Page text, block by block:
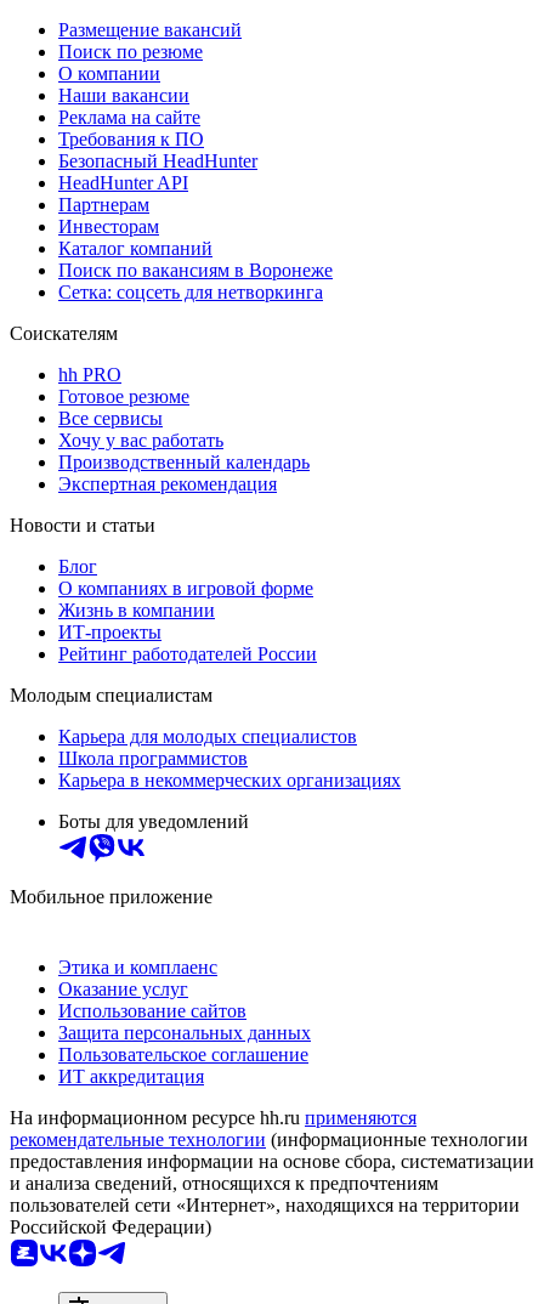
Размещение вакансий
Поиск по резюме
О компании
Наши вакансии
Реклама на сайте
Требования к ПО
Безопасный HeadHunter
HeadHunter API
Партнерам
Инвесторам
Каталог компаний
Поиск по вакансиям в Воронеже
Сетка: соцсеть для нетворкинга
Соискателям
hh PRO
Готовое резюме
Все сервисы
Хочу у вас работать
Производственный календарь
Экспертная рекомендация
Новости и статьи
Блог
О компаниях в игровой форме
Жизнь в компании
ИТ-проекты
Рейтинг работодателей России
Молодым специалистам
Карьера для молодых специалистов
Школа программистов
Карьера в некоммерческих организациях
Боты для уведомлений
Мобильное приложение
Этика и комплаенс
Оказание услуг
Использование сайтов
Защита персональных данных
Пользовательское соглашение
ИТ аккредитация
На информационном ресурсе hh.ru применяются
рекомендательные технологии (информационные технологии
предоставления информации на основе сбора, систематизации
и анализа сведений, относящихся к предпочтениям
пользователей сети «Интернет», находящихся на территории
Российской Федерации)